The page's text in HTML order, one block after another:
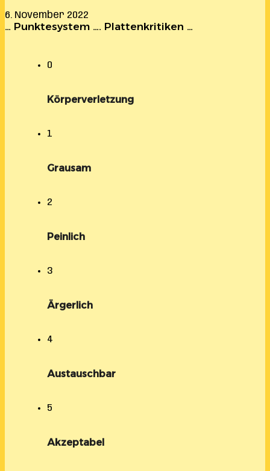
6. November 2022
… Punktesystem …. Plattenkritiken …
0
Körperverletzung
1
Grausam
2
Peinlich
3
Ärgerlich
4
Austauschbar
5
Akzeptabel